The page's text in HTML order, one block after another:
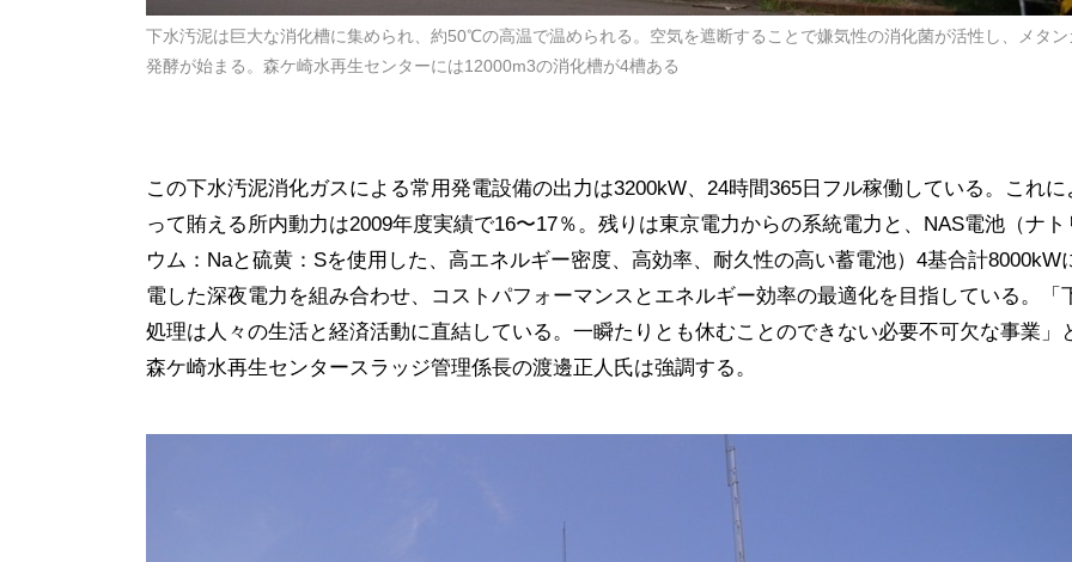
下水汚泥は巨大な消化槽に集められ、約50℃の高温で温められる。空気を遮断することで嫌気性の消化菌が活性し、メタン
発酵が始まる。森ケ崎水再生センターには12000m3の消化槽が4槽ある
この下水汚泥消化ガスによる常用発電設備の出力は3200kW、24時間365日フル稼働している。これに
って賄える所内動力は2009年度実績で16〜17％。残りは東京電力からの系統電力と、NAS電池（ナト
ウム：Naと硫黄：Sを使用した、高エネルギー密度、高効率、耐久性の高い蓄電池）4基合計8000kW
電した深夜電力を組み合わせ、コストパフォーマンスとエネルギー効率の最適化を目指している。「
処理は人々の生活と経済活動に直結している。一瞬たりとも休むことのできない必要不可欠な事業」
森ケ崎水再生センタースラッジ管理係長の渡邊正人氏は強調する。